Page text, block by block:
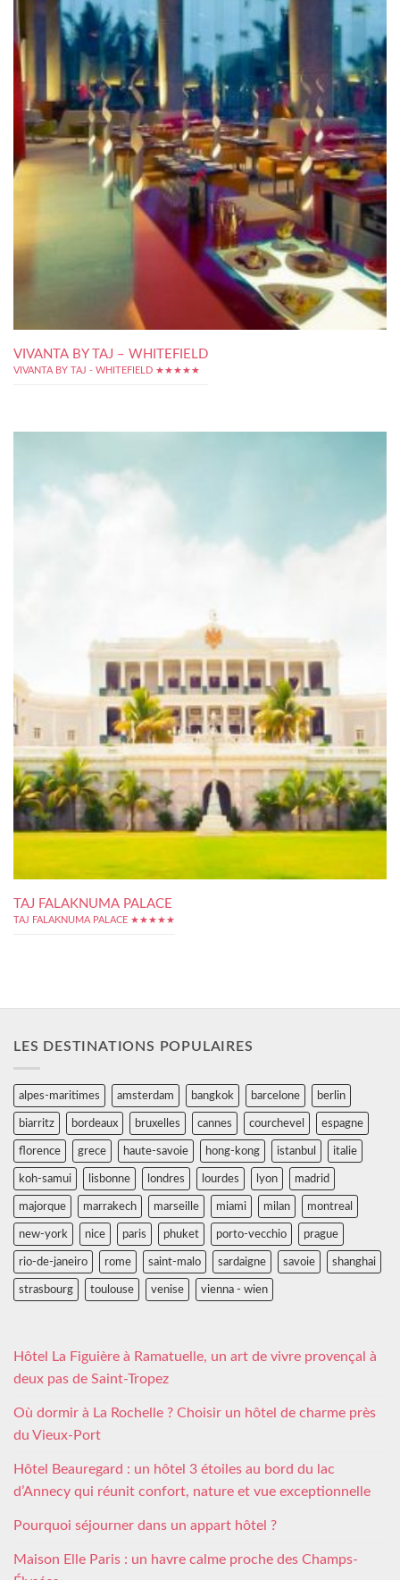
VIVANTA BY TAJ – WHITEFIELD
VIVANTA BY TAJ - WHITEFIELD ★★★★★
TAJ FALAKNUMA PALACE
TAJ FALAKNUMA PALACE ★★★★★
LES DESTINATIONS POPULAIRES
alpes-maritimes amsterdam bangkok barcelone berlin
biarritz bordeaux bruxelles cannes courchevel espagne
florence grece haute-savoie hong-kong istanbul italie
koh-samui lisbonne londres lourdes lyon madrid
majorque marrakech marseille miami milan montreal
new-york nice paris phuket porto-vecchio prague
rio-de-janeiro rome saint-malo sardaigne savoie shanghai
strasbourg toulouse venise vienna - wien
Hôtel La Figuière à Ramatuelle, un art de vivre provençal à
deux pas de Saint-Tropez
Où dormir à La Rochelle ? Choisir un hôtel de charme près
du Vieux-Port
Hôtel Beauregard : un hôtel 3 étoiles au bord du lac
d’Annecy qui réunit confort, nature et vue exceptionnelle
Pourquoi séjourner dans un appart hôtel ?
Maison Elle Paris : un havre calme proche des Champs-